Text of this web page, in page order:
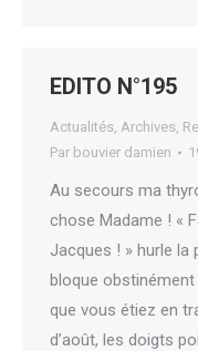
EDITO N°195
Actualités, Archives,
Par bouvier damien
Au secours ma
chose Madame ! «
Jacques ! » hurle la
bloque
que vous étiez en
d’août, les doigts